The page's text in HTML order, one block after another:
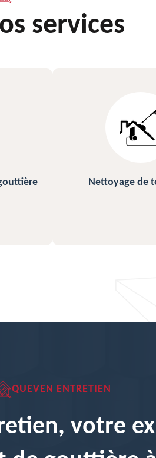
services
56 Peinture sur
QUEVEN ENTRETIEN
votre